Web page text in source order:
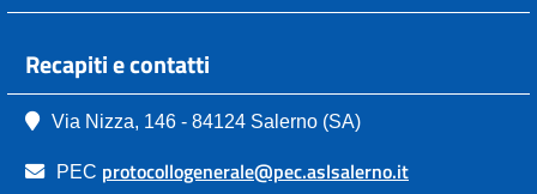
Recapiti e contatti
Via Nizza, 146 - 84124 Salerno (SA)
PEC protocollogenerale@pec.aslsalerno.it